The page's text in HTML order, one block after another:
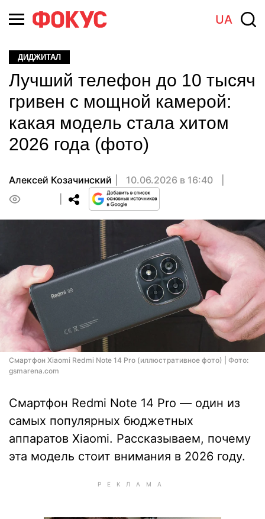
UA
ДИДЖИТАЛ
Лучший телефон до 10 тысяч
гривен с мощной камерой:
какая модель стала хитом
2026 года (фото)
Алексей Козачинский
10.06.2026 в 16:40
Смартфон Xiaomi Redmi Note 14 Pro (иллюстративное фото) | Фото:
gsmarena.com
Смартфон Redmi Note 14 Pro — один из
самых популярных бюджетных
аппаратов Xiaomi. Рассказываем, почему
эта модель стоит внимания в 2026 году.